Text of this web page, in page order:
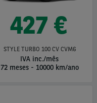
427 €
STYLE TURBO 100 CV CVM6
IVA inc./mês
72 meses - 10000 km/ano